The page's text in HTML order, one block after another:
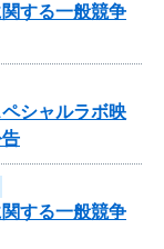
する一般競争
シャルラボ映
する一般競争